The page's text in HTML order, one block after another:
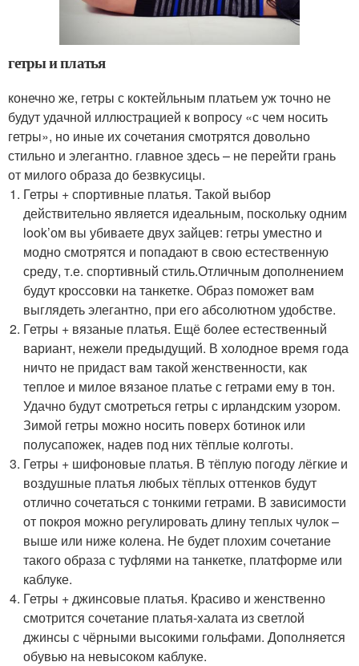
гетры и платья
конечно же, гетры с коктейльным платьем уж точно не
будут удачной иллюстрацией к вопросу «с чем носить
гетры», но иные их сочетания смотрятся довольно
стильно и элегантно. главное здесь – не перейти грань
от милого образа до безвкусицы.
Гетры + спортивные платья. Такой выбор
действительно является идеальным, поскольку одним
look’ом вы убиваете двух зайцев: гетры уместно и
модно смотрятся и попадают в свою естественную
среду, т.е. спортивный стиль.Отличным дополнением
будут кроссовки на танкетке. Образ поможет вам
выглядеть элегантно, при его абсолютном удобстве.
Гетры + вязаные платья. Ещё более естественный
вариант, нежели предыдущий. В холодное время года
ничто не придаст вам такой женственности, как
теплое и милое вязаное платье с гетрами ему в тон.
Удачно будут смотреться гетры с ирландским узором.
Зимой гетры можно носить поверх ботинок или
полусапожек, надев под них тёплые колготы.
Гетры + шифоновые платья. В тёплую погоду лёгкие и
воздушные платья любых тёплых оттенков будут
отлично сочетаться с тонкими гетрами. В зависимости
от покроя можно регулировать длину теплых чулок –
выше или ниже колена. Не будет плохим сочетание
такого образа с туфлями на танкетке, платформе или
каблуке.
Гетры + джинсовые платья. Красиво и женственно
смотрится сочетание платья-халата из светлой
джинсы с чёрными высокими гольфами. Дополняется
обувью на невысоком каблуке.